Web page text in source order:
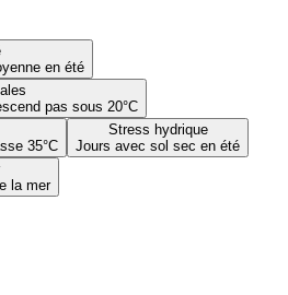
en été
pas sous 20°C
35°C
Stress hydrique
Jours avec sol sec en été
la mer